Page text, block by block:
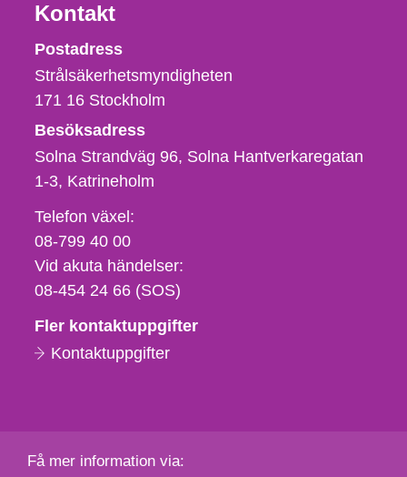
Kontakt
Strålsäkerhetsmyndigheten
Postadress
Strålsäkerhetsmyndigheten
171 16 Stockholm
Besöksadress
Solna Strandväg 96, Solna Hantverkaregatan
1-3 Katrineholm
Telefon,
fax
och
e-
Telefon växel:
08-799 40 00
Vid akuta händelser:
08-454 24 66 (SOS)
Fler kontaktuppgifter
Kontaktuppgifter
Få mer information via: